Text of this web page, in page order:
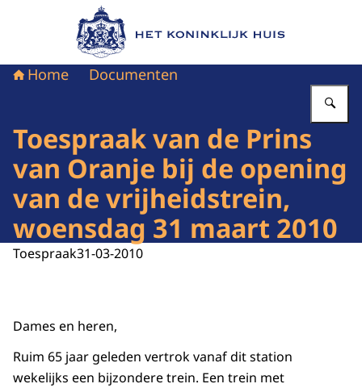
Naar de homepage van Het Koninklijk Huis
Home Documenten
Toespraak van de Prins
van Oranje bij de opening
van de vrijheidstrein,
woensdag 31 maart 2010
Toespraak31-03-2010
Dames en heren,
Ruim 65 jaar geleden vertrok vanaf dit station
wekelijks een bijzondere trein. Een trein met